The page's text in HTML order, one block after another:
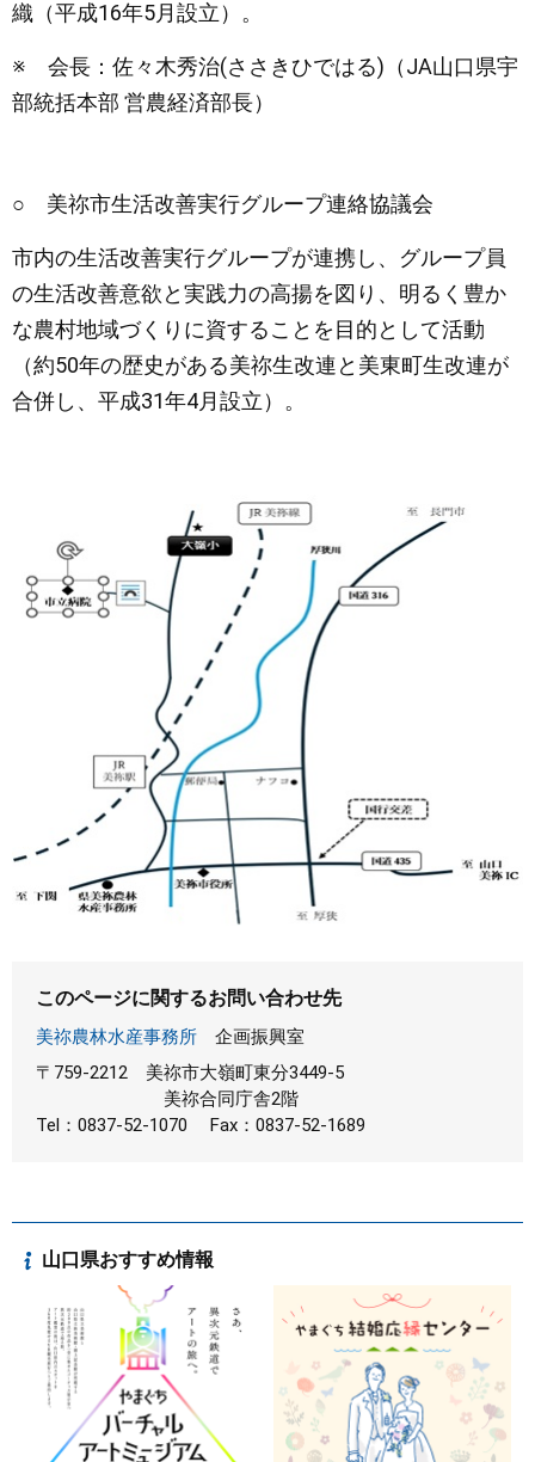
織（平成16年5月設立）。
※ 会長：佐々木秀治(ささきひではる)（JA山口県宇
部統括本部 営農経済部長）
○ 美祢市生活改善実行グループ連絡協議会
市内の生活改善実行グループが連携し、グループ員
の生活改善意欲と実践力の高揚を図り、明るく豊か
な農村地域づくりに資することを目的として活動
（約50年の歴史がある美祢生改連と美東町生改連が
合併し、平成31年4月設立）。
このページに関するお問い合わせ先
美祢農林水産事務所
企画振興室
〒759-2212
美祢市大嶺町東分3449-5
美祢合同庁舎2階
Tel：0837-52-1070
Fax：0837-52-1689
山口県おすすめ情報